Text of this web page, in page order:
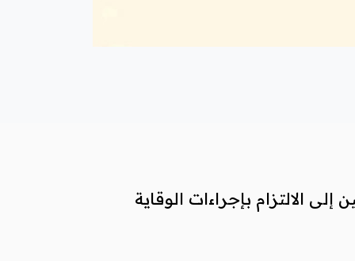
إلى الالتزام بإجراءات الوقاية